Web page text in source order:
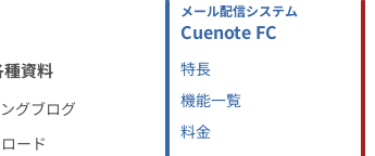
資料
グブログ
ード
メール配信システム
Cuenote FC
特長
機能一覧
料金